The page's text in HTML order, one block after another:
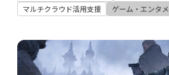
マルチクラウド活用支援
ゲーム・エンタメ